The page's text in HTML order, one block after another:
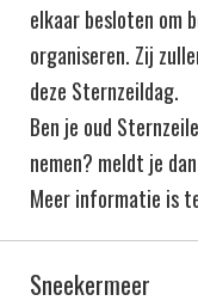
elkaar besloten om
organiseren. Zij
deze Sternzeildag.
Ben je oud
nemen? meldt je
Meer informatie is
Sneekermeer